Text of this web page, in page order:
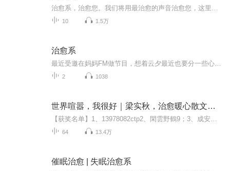
10 1.5万
治愈系
2 1038
世界喧嚣，我很好｜梁实秋，治愈暖心散文随笔
64 13.4万
催眠治愈 | 失眠治愈系